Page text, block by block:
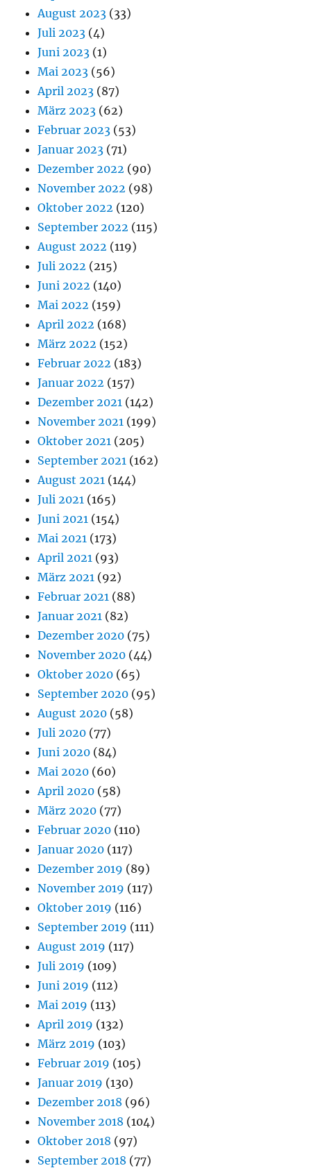
August 2023 (33)
Juli 2023 (4)
Juni 2023 (1)
Mai 2023 (56)
April 2023 (87)
März 2023 (62)
Februar 2023 (53)
Januar 2023 (71)
Dezember 2022 (90)
November 2022 (98)
Oktober 2022 (120)
September 2022 (115)
August 2022 (119)
Juli 2022 (215)
Juni 2022 (140)
Mai 2022 (159)
April 2022 (168)
März 2022 (152)
Februar 2022 (183)
Januar 2022 (157)
Dezember 2021 (142)
November 2021 (199)
Oktober 2021 (205)
September 2021 (162)
August 2021 (144)
Juli 2021 (165)
Juni 2021 (154)
Mai 2021 (173)
April 2021 (93)
März 2021 (92)
Februar 2021 (88)
Januar 2021 (82)
Dezember 2020 (75)
November 2020 (44)
Oktober 2020 (65)
September 2020 (95)
August 2020 (58)
Juli 2020 (77)
Juni 2020 (84)
Mai 2020 (60)
April 2020 (58)
März 2020 (77)
Februar 2020 (110)
Januar 2020 (117)
Dezember 2019 (89)
November 2019 (117)
Oktober 2019 (116)
September 2019 (111)
August 2019 (117)
Juli 2019 (109)
Juni 2019 (112)
Mai 2019 (113)
April 2019 (132)
März 2019 (103)
Februar 2019 (105)
Januar 2019 (130)
Dezember 2018 (96)
November 2018 (104)
Oktober 2018 (97)
September 2018 (77)